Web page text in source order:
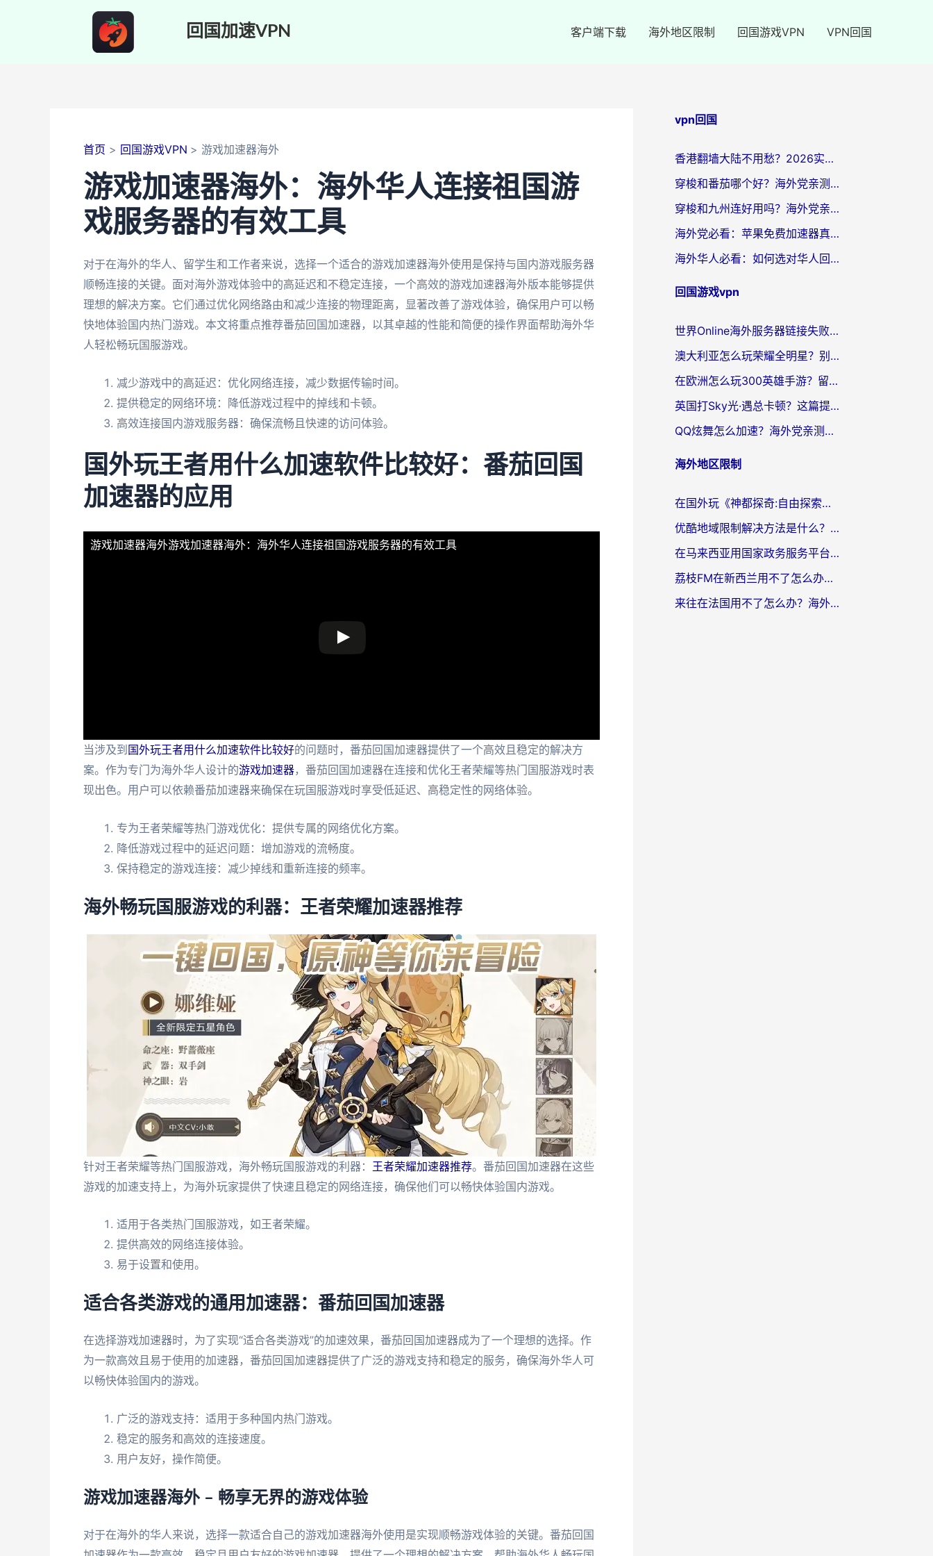
回国加速VPN 客户端下载 海外地区限制 回国游戏VPN VPN回国
首页 回国游戏VPN 游戏加速器海外
游戏加速器海外：海外华人连接祖国游
戏服务器的有效工具
对于在海外的华人、留学生和工作者来说，选择一个适合的游戏加速器海外使用是保持与国内游戏服务器
顺畅连接的关键。面对海外游戏体验中的高延迟和不稳定连接，一个高效的游戏加速器海外版本能够提供
理想的解决方案。它们通过优化网络路由和减少连接的物理距离，显著改善了游戏体验，确保用户可以畅
快地体验国内热门游戏。本文将重点推荐番茄回国加速器，以其卓越的性能和简便的操作界面帮助海外华
人轻松畅玩国服游戏。
减少游戏中的高延迟：优化网络连接，减少数据传输时间。
提供稳定的网络环境：降低游戏过程中的掉线和卡顿。
高效连接国内游戏服务器：确保流畅且快速的访问体验。
国外玩王者用什么加速软件比较好：番茄回国
加速器的应用
游戏加速器海外游戏加速器海外：海外华人连接祖国游戏服务器的有效工具
当涉及到 国外玩王者用什么加速软件比较好的问题时，番茄回国加速器提供了一个高效且稳定的解决方
案。作为专门为海外华人设计的游戏加速器，番茄回国加速器在连接和优化王者荣耀等热门国服游戏时表
现出色。用户可以依赖番茄加速器来确保在玩国服游戏时享受低延迟、高稳定性的网络体验。
专为王者荣耀等热门游戏优化：提供专属的网络优化方案。
降低游戏过程中的延迟问题：增加游戏的流畅度。
保持稳定的游戏连接：减少掉线和重新连接的频率。
海外畅玩国服游戏的利器：王者荣耀加速器推荐
针对王者荣耀等热门国服游戏，海外畅玩国服游戏的利器： 王者荣耀加速器推荐。番茄回国加速器在这些
游戏的加速支持上，为海外玩家提供了快速且稳定的网络连接，确保他们可以畅快体验国内游戏。
适用于各类热门国服游戏，如王者荣耀。
提供高效的网络连接体验。
易于设置和使用。
适合各类游戏的通用加速器：番茄回国加速器
在选择游戏加速器时，为了实现“适合各类游戏”的加速效果，番茄回国加速器成为了一个理想的选择。作
为一款高效且易于使用的加速器，番茄回国加速器提供了广泛的游戏支持和稳定的服务，确保海外华人可
以畅快体验国内的游戏。
广泛的游戏支持：适用于多种国内热门游戏。
稳定的服务和高效的连接速度。
用户友好，操作简便。
游戏加速器海外 – 畅享无界的游戏体验
对于在海外的华人来说，选择一款适合自己的游戏加速器海外使用是实现顺畅游戏体验的关键。番茄回国
vpn回国
香港翻墙大陆不用愁？2026实用回国加速器指南：从选到用一步到位
穿梭和番茄哪个好？海外党亲测：这3点帮你选对回国加速器
穿梭和九州连好用吗？海外党亲测：3步选对回国加速器，无缝刷国内剧玩国服
海外党必看：苹果免费加速器真的能解决回国访问难题吗？附实测对比与全平台方案
海外华人必看：如何选对华人回国VPN，无缝刷国内剧、玩手游？
回国游戏vpn
世界Online海外服务器链接失败怎么解决？告别卡顿延迟，海外玩国服游戏的正确打开方式
澳大利亚怎么玩荣耀全明星？别让延迟毁了你的连招！海外党专属加速攻略
在欧洲怎么玩300英雄手游？留学生亲测有效的国服游戏加速指南
英国打Sky光·遇总卡顿？这篇提速指南帮你找回治愈感
QQ炫舞怎么加速？海外党亲测有效的国服游戏加速指南（附失落城堡金铲铲之战解决方案）
海外地区限制
在国外玩《神都探奇:自由探索》总卡顿？3个实用技巧解决海外党追剧、社交、游戏难题
优酷地域限制解决方法是什么？海外党亲测有效的回国加速指南
在马来西亚用国家政务服务平台怎么把定位修改到中国国内？海外党解决数字壁垒的实用指南
荔枝FM在新西兰用不了怎么办？海外党必看的回国加速解决方案
来往在法国用不了怎么办？海外党亲测有效的回国加速指南